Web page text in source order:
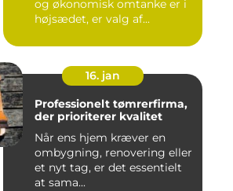
og økonomisk omtanke er i
højsædet, er valg af...
16. jan
Professionelt tømrerfirma,
der prioriterer kvalitet
Når ens hjem kræver en
ombygning, renovering eller
et nyt tag, er det essentielt
at sama...